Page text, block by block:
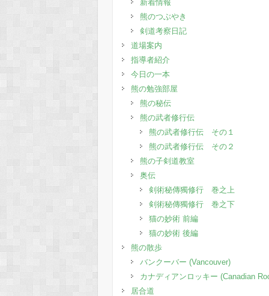
新着情報
熊のつぶやき
剣道考察日記
道場案内
指導者紹介
今日の一本
熊の勉強部屋
熊の秘伝
熊の武者修行伝
熊の武者修行伝 その１
熊の武者修行伝 その２
熊の子剣道教室
奥伝
剣術秘傳獨修行 巻之上
剣術秘傳獨修行 巻之下
猫の妙術 前編
猫の妙術 後編
熊の散歩
バンクーバー (Vancouver)
カナディアンロッキー (Canadian
居合道